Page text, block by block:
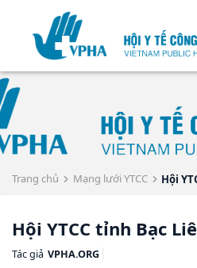
Trang chủ Mạng lưới YTCC Hội
Hội YTCC tỉnh Bạc
Tác giả VPHA.ORG